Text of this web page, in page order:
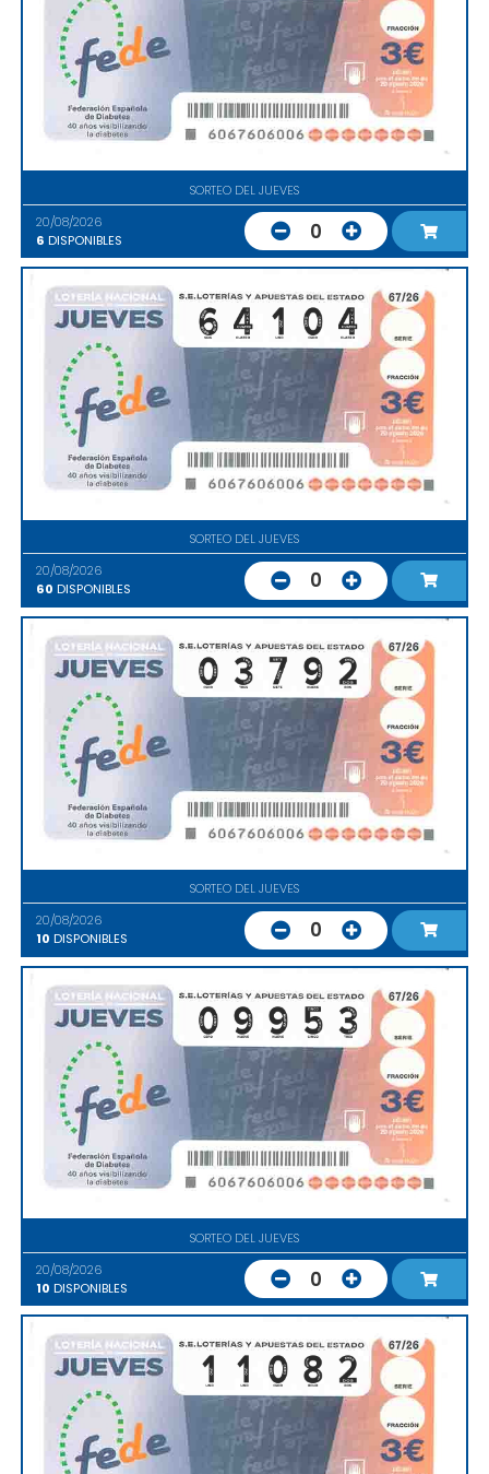
SORTEO DEL JUEVES
20/08/2026
6 DISPONIBLES 0
SORTEO DEL JUEVES
20/08/2026
60 DISPONIBLES 0
SORTEO DEL JUEVES
20/08/2026
10 DISPONIBLES 0
SORTEO DEL JUEVES
20/08/2026
10 DISPONIBLES 0